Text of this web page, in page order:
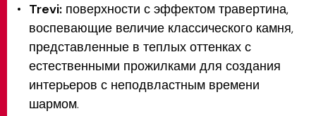
Trevi: поверхности с эффектом травертина,
воспевающие величие классического камня,
представленные в теплых оттенках с
естественными прожилками для создания
интерьеров с неподвластным времени
шармом.